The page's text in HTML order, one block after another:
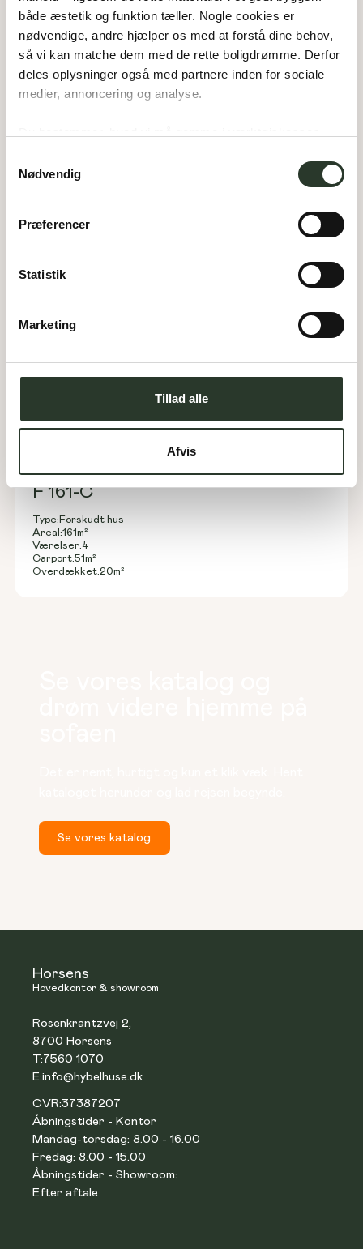
både æstetik og funktion tæller. Nogle cookies er
nødvendige, andre hjælper os med at forstå dine behov,
så vi kan matche dem med de rette boligdrømme. Derfor
deles oplysninger også med partnere inden for sociale
medier, annoncering og analyse.
Nødvendig
Præferencer
Statistik
Marketing
Tillad alle
Afvis
F 193-D
Areal:193m²
F 161-C
Type: Forskudt hus
Areal:161m²
Værelser:4
Carport:51m²
Overdækket:20m²
Se vores katalog
Horsens
Hovedkontor & showroom
Rosenkrantzvej 2,
8700 Horsens
T:7560 1070
E:info@hybelhuse.dk
CVR:37387207
Åbningstider - Kontor
Mandag-torsdag: 8.00 - 16.00
Fredag: 8.00 - 15.00
Åbningstider - Showroom:
Efter aftale